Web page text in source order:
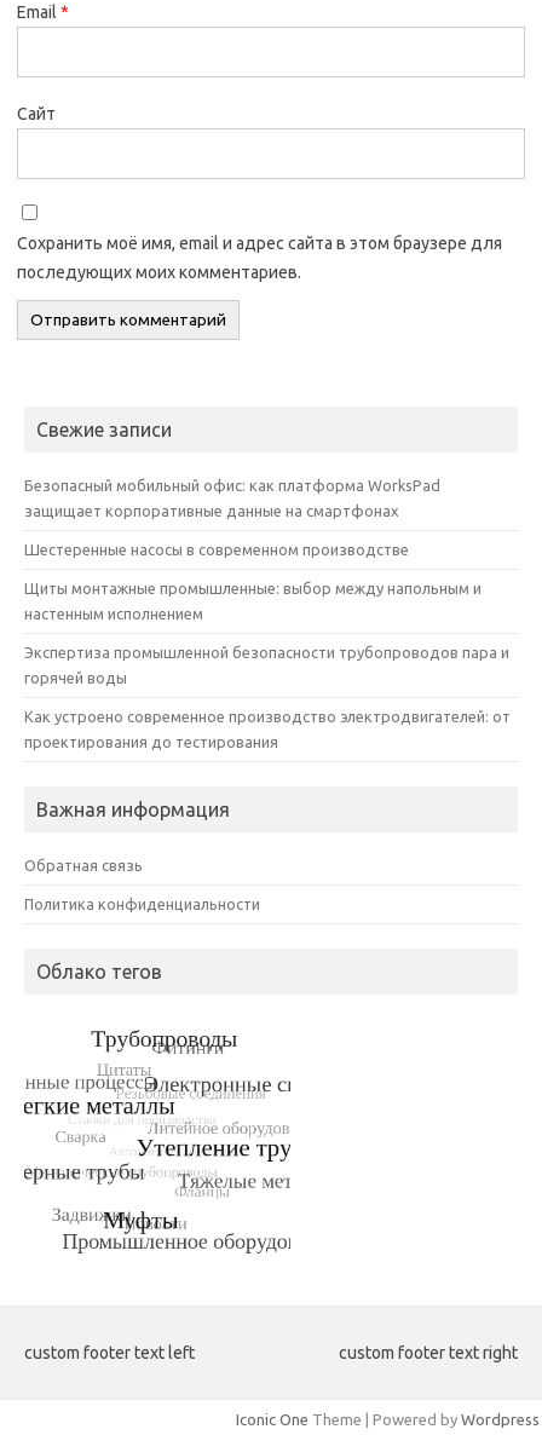
Email *
Сайт
Сохранить моё имя, email и адрес сайта в этом браузере для
последующих моих комментариев.
Свежие записи
Безопасный мобильный офис: как платформа WorksPad
защищает корпоративные данные на смартфонах
Шестеренные насосы в современном производстве
Щиты монтажные промышленные: выбор между напольным и
настенным исполнением
Экспертиза промышленной безопасности трубопроводов пара и
горячей воды
Как устроено современное производство электродвигателей: от
проектирования до тестирования
Важная информация
Обратная связь
Политика конфиденциальности
Облако тегов
custom footer text left custom footer text right
Iconic One Theme | Powered by Wordpress